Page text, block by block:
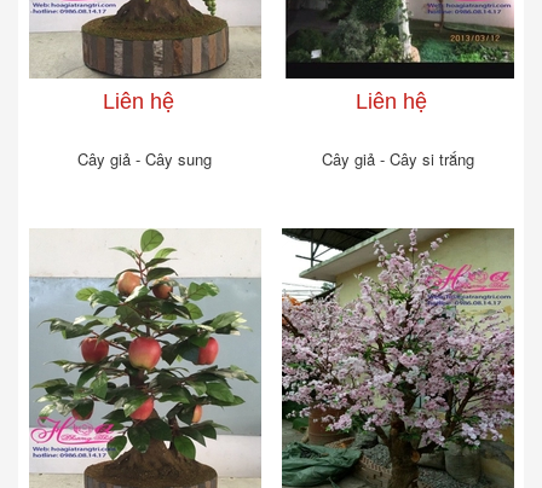
Liên hệ
Cây giả - Cây sung
Liên hệ
Cây giả - Cây si trắng